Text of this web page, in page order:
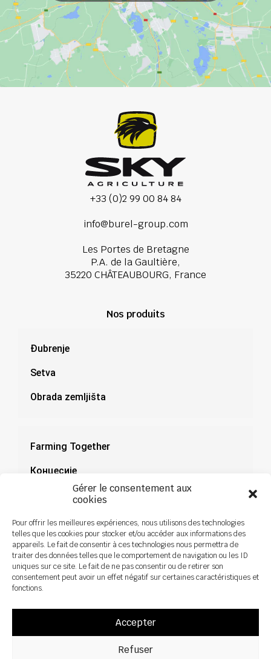
Gérer le consentement aux
cookies
Pour offrir les meilleures expériences, nous utilisons des technologies
telles que les cookies pour stocker et/ou accéder aux informations des
appareils. Le fait de consentir à ces technologies nous permettra de
traiter des données telles que le comportement de navigation ou les ID
uniques sur ce site. Le fait de ne pas consentir ou de retirer son
consentement peut avoir un effet négatif sur certaines caractéristiques et
fonctions.
Accepter
Refuser
+33 (0)2 99 00 84 84
info@burel-group.com
Les Portes de Bretagne
P.A. de la Gaultière,
35220 CHÂTEAUBOURG, France
Nos produits
Đubrenje
Setva
Obrada zemljišta
Farming Together
Концесије
Документација
Novosti